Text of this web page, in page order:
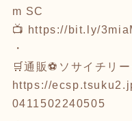
m SC
📺 https://bit.ly/
・
🛒通販⚽ソサイチリ
https://
0411502240505